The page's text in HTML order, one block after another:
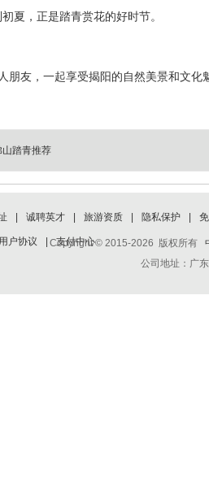
夏，正是踏青赏花的好时节。
朋友，一起享受揭阳的自然美景和文化
踏青推荐
诚聘英才 旅游资质 隐私保护 免
用户协议 支付中心
Copyright © 2015-2026 版权所有
公司地址：广